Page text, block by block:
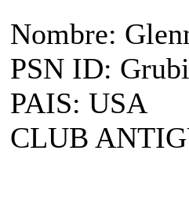
Nombre:
PSN ID:
PAIS: USA
CLUB